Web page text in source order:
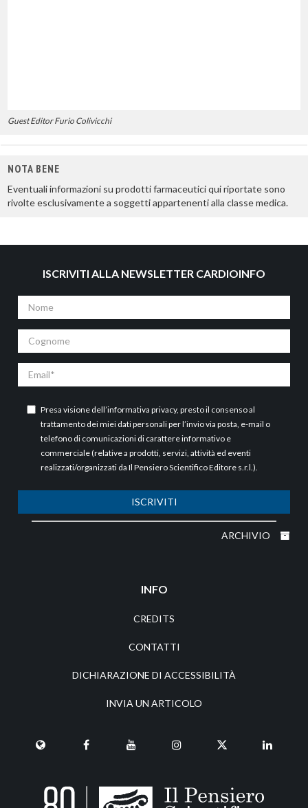
Guest Editor Furio Colivicchi
NOTA BENE
Eventuali informazioni su prodotti farmaceutici qui riportate sono
rivolte esclusivamente a soggetti appartenenti alla classe medica.
ISCRIVITI ALLA NEWSLETTER CARDIOINFO
Nome
Cognome
Email
Presa visione dell’informativa privacy, presto il consenso al
trattamento dei miei dati personali per l’invio via posta, e-mail o
telefono di comunicazioni di carattere informativo e
commerciale (relative a prodotti, servizi, attività ed eventi
realizzati/organizzati da Il Pensiero Scientifico Editore s.r.l.).
ISCRIVITI
ARCHIVIO
INFO
CREDITS
CONTATTI
DICHIARAZIONE DI ACCESSIBILITÀ
INVIA UN ARTICOLO